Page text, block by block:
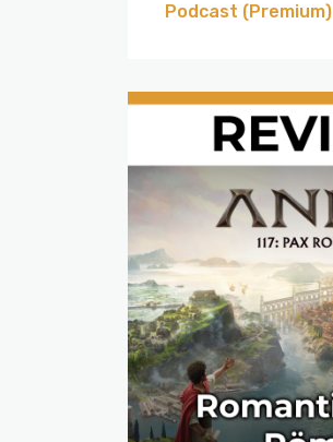
Podcast (Premium)